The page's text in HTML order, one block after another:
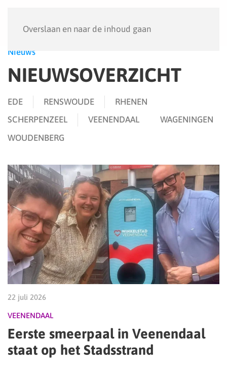
Overslaan en naar de inhoud gaan
Nieuws
NIEUWSOVERZICHT
EDE RENSWOUDE
RHENEN
SCHERPENZEEL
VEENENDAAL
WAGENINGEN
WOUDENBERG
22 juli 2026
VEENENDAAL
Eerste smeerpaal in Veenendaal
staat op het Stadsstrand